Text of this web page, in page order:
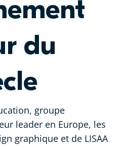
du
groupe
leader en Europe, les
graphique et de LISAA